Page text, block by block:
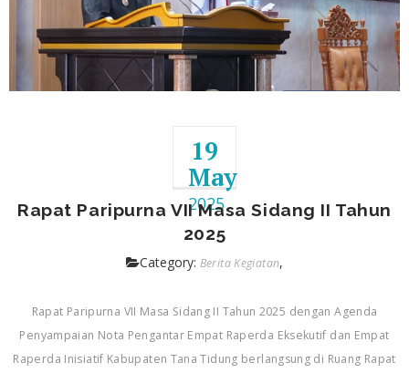
19
May
2025
Rapat Paripurna VII Masa Sidang II Tahun
2025
Category: Berita Kegiatan,
Rapat Paripurna VII Masa Sidang II Tahun 2025 dengan Agenda
Penyampaian Nota Pengantar Empat Raperda Eksekutif dan Empat
Raperda Inisiatif Kabupaten Tana Tidung berlangsung di Ruang Rapat